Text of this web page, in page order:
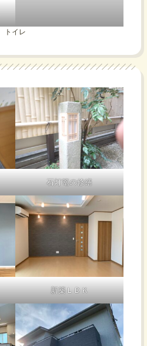
トイレ
石灯篭の修繕
新築ＬＤＫ